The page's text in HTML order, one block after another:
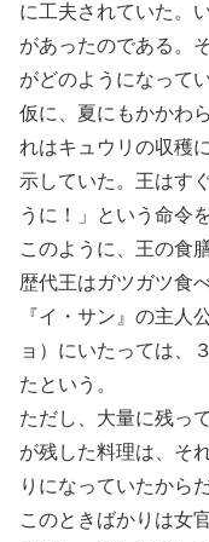
に工夫されていた。
があったのである。
がどのようになって
仮に、夏にもかかわ
れはキュウリの収穫
示していた。王はす
うに！」という命令
このように、王の食
歴代王はガツガツ食
『イ・サン』の主人
ョ）にいたっては、
たという。
ただし、大量に残っ
が残した料理は、そ
りになっていたからだ
このときばかりは女